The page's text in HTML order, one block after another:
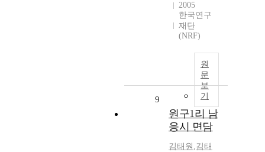
2005
한국연구
재단
(NRF)
원
문
보
기
9
원구1리 남
응시 면담
김태원 ,김태